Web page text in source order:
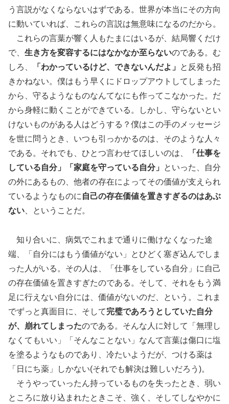
う言説がなくならないはずである。世界が本当にその方向
に動いていれば、これらの言説は無意味になるのだから。
これらの言葉が響く人もたまにはいるが、結局響くだけ
で、 生き方を変容するにはなかなか至らないのである。む
しろ、
「わかっているけど、できないんだよ」
と反発も招
きかねない。僕はもう早くにドロップアウトしてしまった
から、守るようなものなんてなにも作ってこなかった。だ
から身軽に動くことができている。しかし、守らないとい
けないものがある人はどうする？僕はこの手のメッセージ
を世に問うとき、いつも引っかかるのは、そのような人々
である。それでも、ひとつ言わせてほしいのは、
「仕事を
している自分」「家庭を守っている自分」
といった、自分
の外にあるもの、他者の存在によってその価値が支えられ
ているようなものに 自己の存在価値を置きすぎるのはあぶ
ない 、ということだ。
知り合いに、病気でこれまで通りに働けなくなった途
端、「自分にはもう価値がない」とひどく塞ぎ込んでしま
った人がいる。その人は、「仕事をしている自分」に自己
の存在価値を置きすぎたのである。そして、それをもう満
足に行えない自分には、価値がないのだ、という。これま
でずっと真面目に、そして完璧であろうとしていた自分
が、崩れてしまったのである。そんな人に対して「無理し
なくてもいい」「そんなことない」なんて言葉は傷口に塩
を塗るようなものであり、冷たいようだが、つける薬は
「日にち薬」しかない(それでも解決は難しいだろう)。
そうやっていったん持っているものを失ったとき、弱い
ところに放り込まれたときこそ、強く、そしてしなやかに